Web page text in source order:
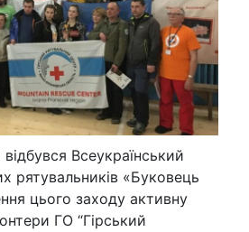
Всеукраїнський
рятувальників «Буковець
цього заходу активну
ГО “Гірський